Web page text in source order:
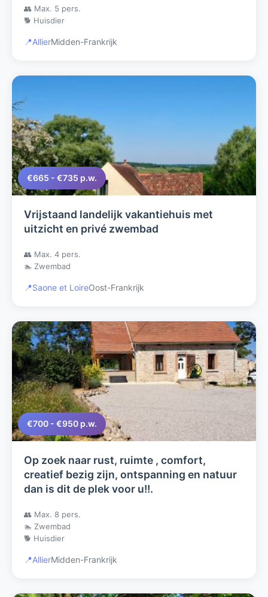
👥 Max. 5 pers.
🐕 Huisdier
📍AllierMidden-Frankrijk
€665 - €735 p.w.
Vrijstaand landelijk vakantiehuis met
uitzicht en privé zwembad
👥 Max. 4 pers.
🏊 Zwembad
📍Saone et LoireOost-Frankrijk
€700 - €950 p.w.
Op zoek naar rust, ruimte , comfort,
creatief bezig zijn, ontspanning en natuur
dan is dit de plek voor u!!.
👥 Max. 8 pers.
🏊 Zwembad
🐕 Huisdier
📍AllierMidden-Frankrijk